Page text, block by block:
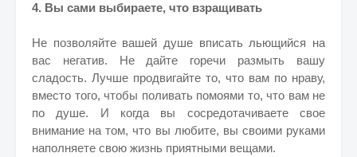
4. Вы сами выбираете, что взращивать
Не позволяйте вашей душе вписать льющийся на
вас негатив. Не дайте горечи размыть вашу
сладость. Лучше продвигайте то, что вам по нраву,
вместо того, чтобы поливать помоями то, что вам не
по душе. И когда вы сосредотачиваете свое
внимание на том, что вы любите, вы своими руками
наполняете свою жизнь приятными вещами.